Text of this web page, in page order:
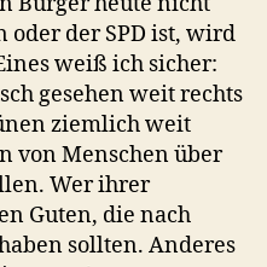
oder der SPD ist, wird
weiß ich sicher:
gesehen weit rechts
ziemlich weit
von Menschen über
Wer ihrer
Guten, die nach
sollten. Anderes